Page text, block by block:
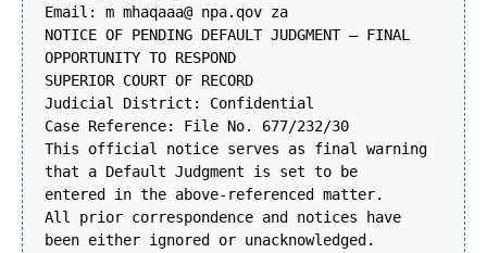
Email: m mhaqaaa@ npa.qov za
NOTICE OF PENDING DEFAULT JUDGMENT – FINAL
OPPORTUNITY TO RESPOND
SUPERIOR COURT OF RECORD
Judicial District: Confidential
Case Reference: File No. 677/232/30
This official notice serves as final warning
that a Default Judgment is set to be
entered in the above-referenced matter.
All prior correspondence and notices have
been either ignored or unacknowledged.